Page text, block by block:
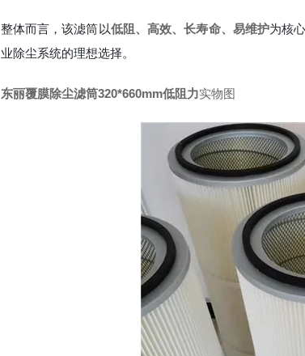
整体而言，该滤筒以低阻、高效、长寿命、易维护为核
业除尘系统的理想选择。
东丽覆膜除尘滤筒320*660mm低阻力实物图